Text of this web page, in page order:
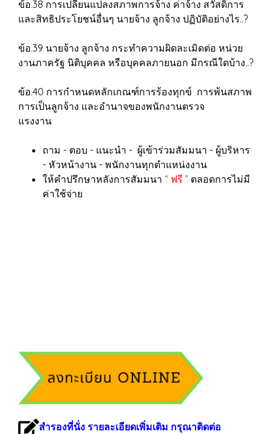
ข้อ.38 การเปลี่ยนแปลงสภาพการจ้าง ค่าจ้าง สวัสดิการ
และสิทธิประโยชน์อื่นๆ นายจ้าง ลูกจ้าง ปฏิบัติอย่างไร..?
ข้อ.39 นายจ้าง ลูกจ้าง กระทำความผิดละเมิดต่อ หน่วย
งานภาครัฐ นิติบุคคล หรือบุคคลภายนอก มีกรณีใดบ้าง..?
ข้อ.40 การกำหนดหลักเกณฑ์การร้องทุกข์ การพ้นสภาพ
การเป็นลูกจ้าง และอำนาจของพนักงานตรวจ
แรงงาน
ถาม - ตอบ - แนะนำ - ผู้เข้าร่วมสัมมนา - ผู้บริหาร
- หัวหน้างาน - พนักงานทุกตำแหน่งงาน
ให้คำปรึกษาหลังการสัมมนา “ ฟรี ” ตลอดการไม่มี
ค่าใช้จ่าย
สำรองที่นั่ง รายละเอียดเพิ่มเติม กรุณาติดต่อ